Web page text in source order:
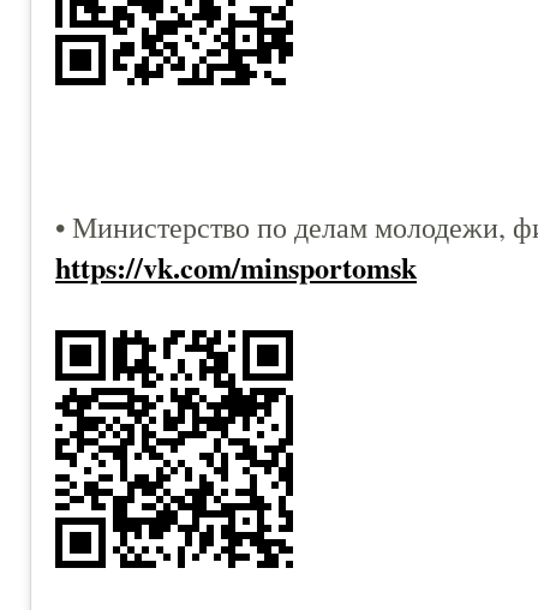
• Министерство по делам молодежи,
https://vk.com/minsportomsk